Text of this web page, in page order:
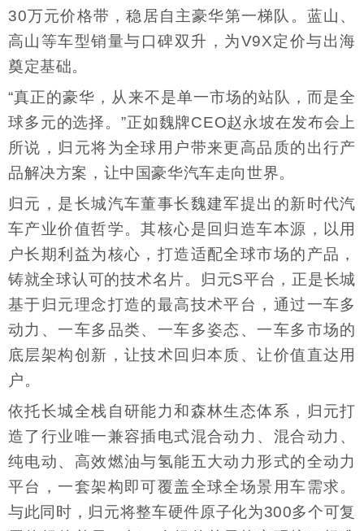
30万元价格带，稳居自主豪华第一梯队。蓝山、
高山等车型销量与口碑双升，为V9X定价与出海
奠定基础。
“真正的豪华，从来不是单一市场的站队，而是全
球多元的选择。”正如魏牌CEO赵永坡在发布会上
所说，归元将为全球用户带来更高品质的出行产
品解决方案，让中国豪华汽车走向世界。
归元，是长城汽车董事长魏建军提出的新时代汽
车产业价值哲学。其核心是回归造车本源，以用
户长期利益为核心，打造适配全球市场的产品，
铸就全球认可的技术名片。归元S平台，正是长城
基于归元理念打造的最高技术平台，通过一车多
动力、一车多品类、一车多姿态、一车多市场的
底层架构创新，让技术回归本质、让价值直达用
户。
依托长城全栈自研能力和森林生态体系，归元打
造了行业唯一兼容插电式混合动力、混合动力、
纯电动、高效燃油与氢能五大动力形式的全动力
平台，一套架构即可覆盖全球全场景用车需求。
与此同时，归元将整车硬件原子化为300多个可复